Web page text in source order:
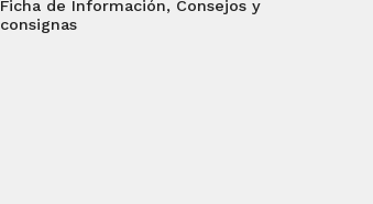
Ficha de Información, Consejos y
consignas